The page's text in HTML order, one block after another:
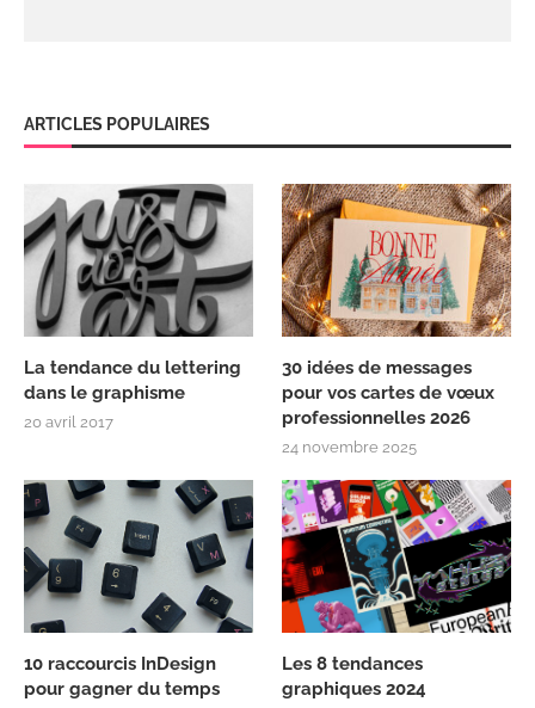
ARTICLES POPULAIRES
La tendance du lettering
dans le graphisme
20 avril 2017
30 idées de messages
pour vos cartes de vœux
professionnelles 2026
24 novembre 2025
10 raccourcis InDesign
pour gagner du temps
Les 8 tendances
graphiques 2024